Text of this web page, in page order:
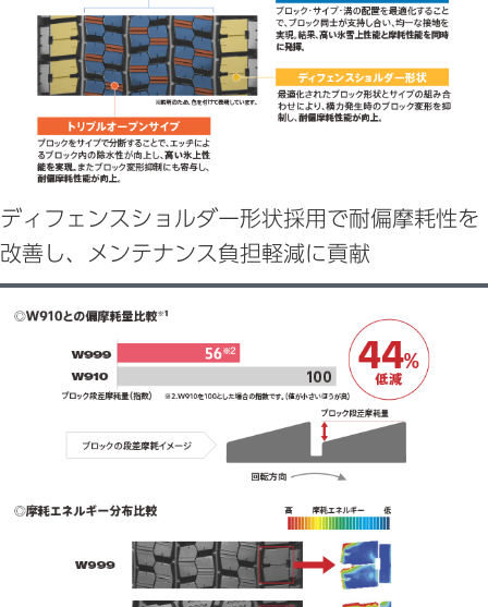
ディフェンスショルダー形状採用で耐偏摩耗性を
改善し、メンテナンス負担軽減に貢献